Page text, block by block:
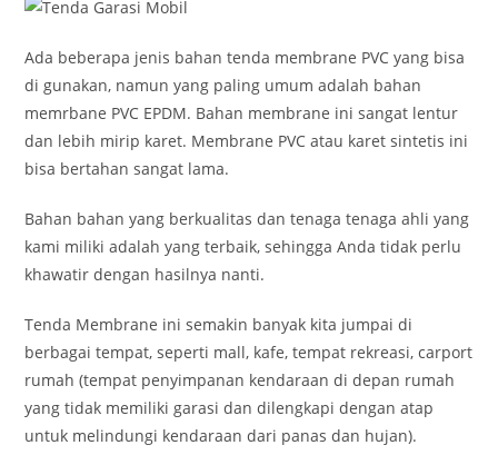
Ada beberapa jenis bahan tenda membrane PVC yang bisa
di gunakan, namun yang paling umum adalah bahan
memrbane PVC EPDM. Bahan membrane ini sangat lentur
dan lebih mirip karet. Membrane PVC atau karet sintetis ini
bisa bertahan sangat lama.
Bahan bahan yang berkualitas dan tenaga tenaga ahli yang
kami miliki adalah yang terbaik, sehingga Anda tidak perlu
khawatir dengan hasilnya nanti.
Tenda Membrane ini semakin banyak kita jumpai di
berbagai tempat, seperti mall, kafe, tempat rekreasi, carport
rumah (tempat penyimpanan kendaraan di depan rumah
yang tidak memiliki garasi dan dilengkapi dengan atap
untuk melindungi kendaraan dari panas dan hujan).